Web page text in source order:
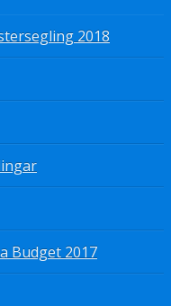
2018
Budget 2017